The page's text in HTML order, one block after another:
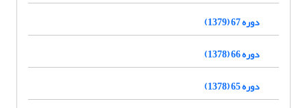
دوره 67 (1379)
دوره 66 (1378)
دوره 65 (1378)